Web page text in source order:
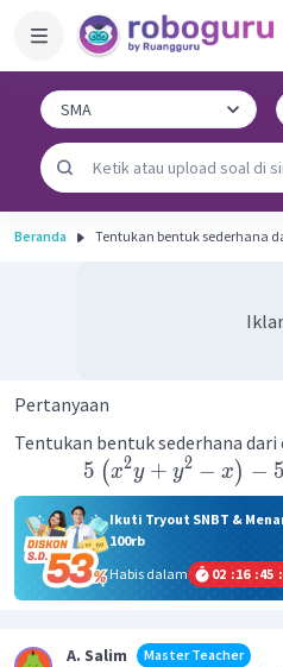
Beranda Tentukan bentuk sederhana
Pertanyaan
Tentukan bentuk sederhana
5 (x2y + y2 − x) − 5
Ikuti Tryout SNBT &
100rb
Habis dalam
02 :16 :45 :
A. Salim
Master Teacher